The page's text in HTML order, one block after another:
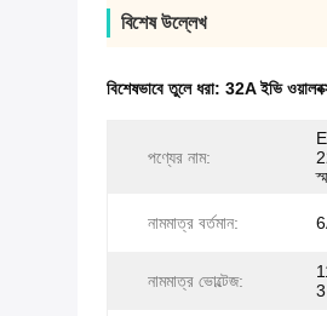
বিশেষ উল্লেখ
বিশেষভাবে তুলে ধরা: 32A ইভি
পণ্যের নাম:
নামমাত্র বর্তমান:
নামমাত্র ভোল্টেজ: